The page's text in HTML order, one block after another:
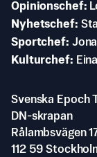
Opinionschef
Nyhetschef
Sportchef
Kulturchef
Svenska Epoch
DN-skrapan
Rålambsvägen
112 59